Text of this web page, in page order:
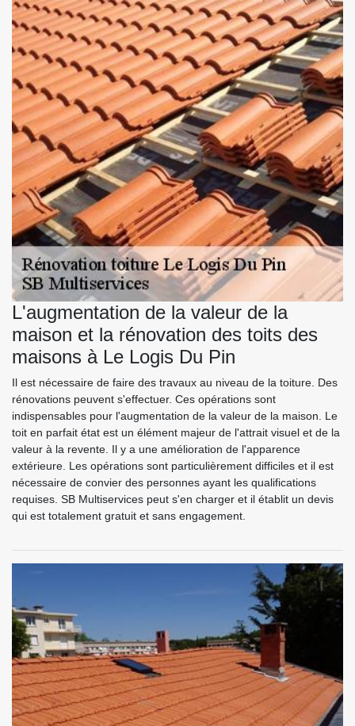
L'augmentation de la valeur de la
maison et la rénovation des toits des
maisons à Le Logis Du Pin
Il est nécessaire de faire des travaux au niveau de la toiture. Des
rénovations peuvent s'effectuer. Ces opérations sont
indispensables pour l'augmentation de la valeur de la maison. Le
toit en parfait état est un élément majeur de l'attrait visuel et de la
valeur à la revente. Il y a une amélioration de l'apparence
extérieure. Les opérations sont particulièrement difficiles et il est
nécessaire de convier des personnes ayant les qualifications
requises. SB Multiservices peut s'en charger et il établit un devis
qui est totalement gratuit et sans engagement.